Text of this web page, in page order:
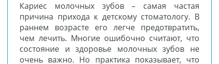
Кариес молочных зубов – самая частая
причина прихода к детскому стоматологу. В
раннем возрасте его легче предотвратить,
чем лечить. Многие ошибочно считают, что
состояние и здоровье молочных зубов не
очень важно. Но практика показывает, что